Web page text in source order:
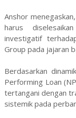
Anshor
harus
investigatif
Group pada jajaran
Berdasarkan
Performing Loan
tertangani dengan
sistemik pada